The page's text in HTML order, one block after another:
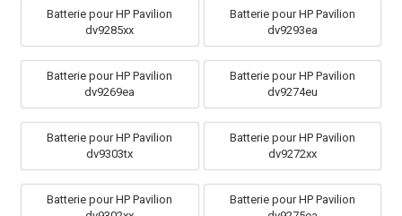
Batterie pour HP Pavilion
dv9285xx
Batterie pour HP Pavilion
dv9293ea
Batterie pour HP Pavilion
dv9269ea
Batterie pour HP Pavilion
dv9274eu
Batterie pour HP Pavilion
dv9303tx
Batterie pour HP Pavilion
dv9272xx
Batterie pour HP Pavilion
Batterie pour HP Pavilion